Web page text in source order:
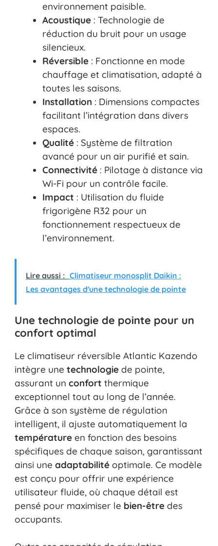
environnement paisible.
Acoustique : Technologie de
réduction du bruit pour un usage
silencieux.
Réversible : Fonctionne en mode
chauffage et climatisation, adapté à
toutes les saisons.
Installation : Dimensions compactes
facilitant l’intégration dans divers
espaces.
Qualité : Système de filtration
avancé pour un air purifié et sain.
Connectivité : Pilotage à distance via
Wi-Fi pour un contrôle facile.
Impact : Utilisation du fluide
frigorigène R32 pour un
fonctionnement respectueux de
l’environnement.
Lire aussi : Climatiseur monosplit Daikin :
Les avantages d'une technologie de pointe
Une technologie de pointe pour un
confort optimal
Le climatiseur réversible Atlantic Kazendo
intègre une technologie de pointe,
assurant un confort thermique
exceptionnel tout au long de l’année.
Grâce à son système de régulation
intelligent, il ajuste automatiquement la
température en fonction des besoins
spécifiques de chaque saison, garantissant
ainsi une adaptabilité optimale. Ce modèle
est conçu pour offrir une expérience
utilisateur fluide, où chaque détail est
pensé pour maximiser le bien-être des
occupants.